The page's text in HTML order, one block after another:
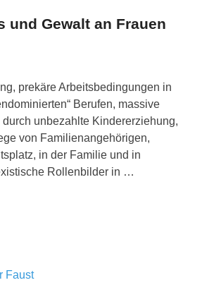
und Gewalt an Frauen
prekäre Arbeitsbedingungen in
Berufen, massive
unbezahlte Kindererziehung,
von Familienangehörigen,
in der Familie und in
Rollenbilder in …